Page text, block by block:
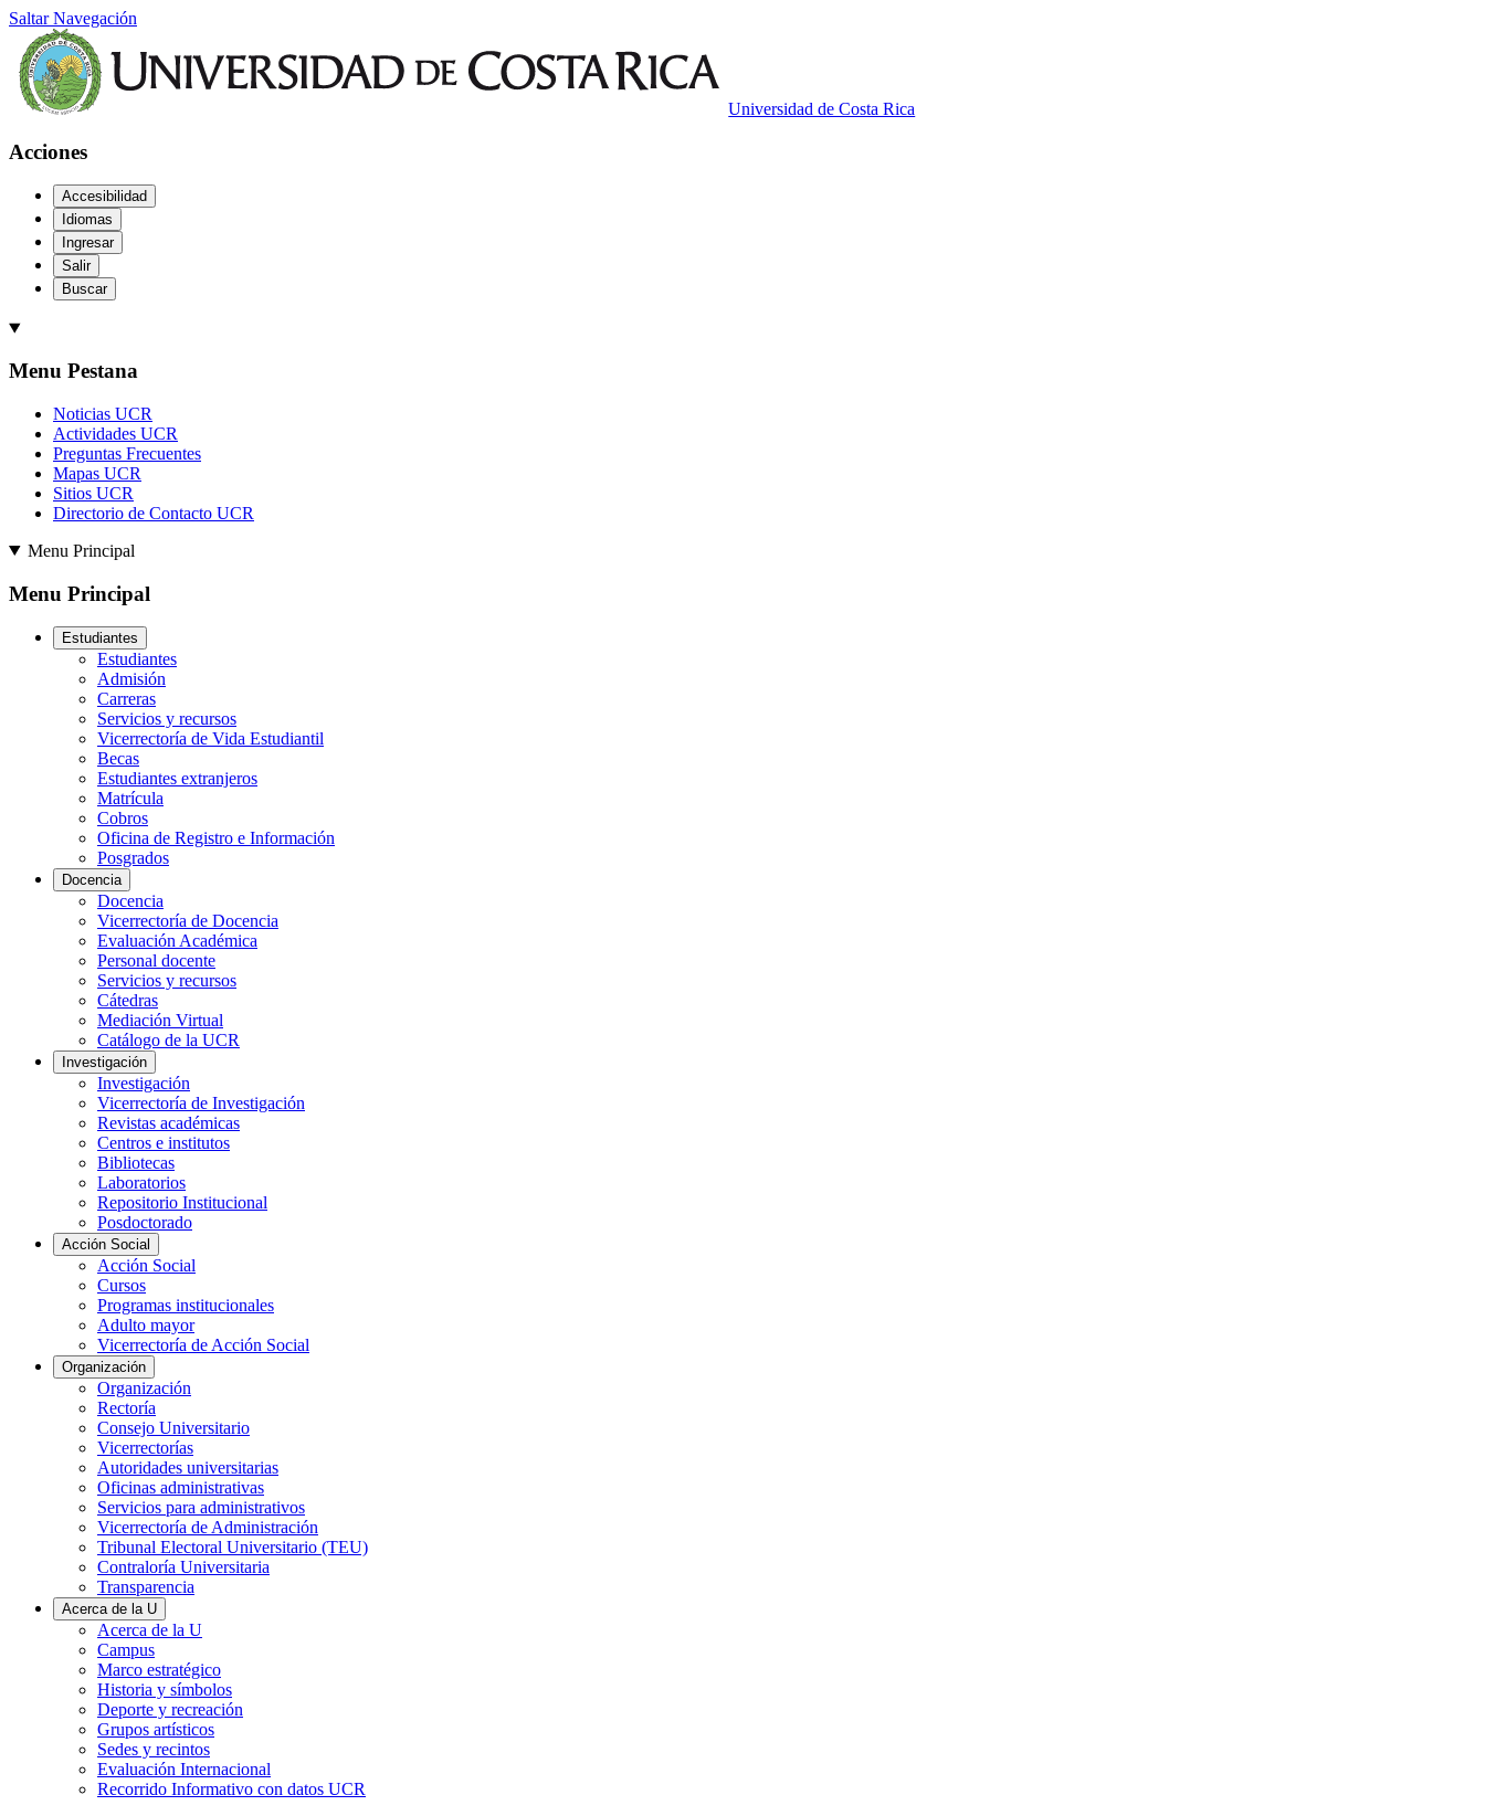
Saltar Navegación
Universidad de Costa Rica
Acciones
Accesibilidad
Idiomas
Ingresar
Salir
Buscar
Menu Pestana
Noticias UCR
Actividades UCR
Preguntas Frecuentes
Mapas UCR
Sitios UCR
Directorio de Contacto UCR
Menu Principal
Menu Principal
Estudiantes
Estudiantes
Admisión
Carreras
Servicios y recursos
Vicerrectoría de Vida Estudiantil
Becas
Estudiantes extranjeros
Matrícula
Cobros
Oficina de Registro e Información
Posgrados
Docencia
Docencia
Vicerrectoría de Docencia
Evaluación Académica
Personal docente
Servicios y recursos
Cátedras
Mediación Virtual
Catálogo de la UCR
Investigación
Investigación
Vicerrectoría de Investigación
Revistas académicas
Centros e institutos
Bibliotecas
Laboratorios
Repositorio Institucional
Posdoctorado
Acción Social
Acción Social
Cursos
Programas institucionales
Adulto mayor
Vicerrectoría de Acción Social
Organización
Organización
Rectoría
Consejo Universitario
Vicerrectorías
Autoridades universitarias
Oficinas administrativas
Servicios para administrativos
Vicerrectoría de Administración
Tribunal Electoral Universitario (TEU)
Contraloría Universitaria
Transparencia
Acerca de la U
Acerca de la U
Campus
Marco estratégico
Historia y símbolos
Deporte y recreación
Grupos artísticos
Sedes y recintos
Evaluación Internacional
Recorrido Informativo con datos UCR